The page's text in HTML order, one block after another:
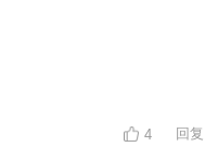
4 回复